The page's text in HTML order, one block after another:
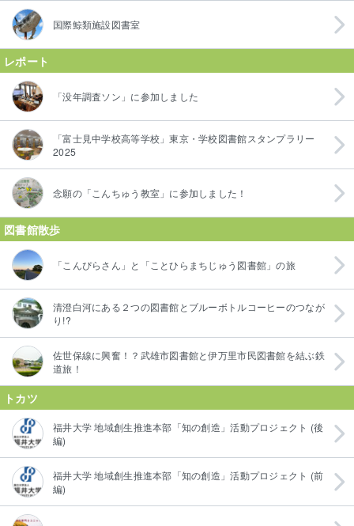
国際鯨類施設図書室
レポート
「没年調査ソン」に参加しました
「富士見中学校高等学校」東京・学校図書館スタンプラリー
2025
念願の「こんちゅう教室」に参加しました！
図書館散歩
「こんぴらさん」と「ことひらまちじゅう図書館」の旅
清澄白河にある２つの図書館とブルーボトルコーヒーのつなが
り!?
佐世保線に興奮！？武雄市図書館と伊万里市民図書館を結ぶ鉄
道旅！
トカツ
福井大学 地域創生推進本部「知の創造」活動プロジェクト (後
編)
福井大学 地域創生推進本部「知の創造」活動プロジェクト (前
編)